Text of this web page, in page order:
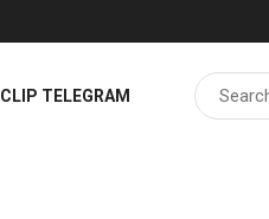
CLIP TELEGRAM